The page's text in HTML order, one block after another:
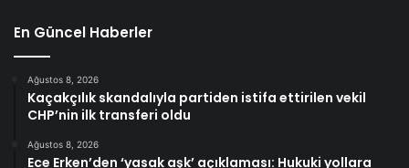
En Güncel Haberler
Ağustos 8, 2026
Kaçakçılık skandalıyla partiden istifa ettirilen vekil
CHP’nin ilk transferi oldu
Ağustos 8, 2026
Ece Erken’den ‘yasak aşk’ açıklaması: Hukuki yollara